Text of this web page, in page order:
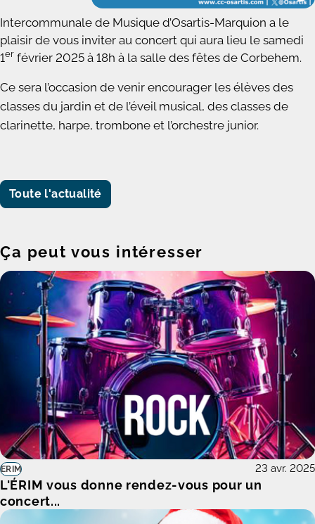
Intercommunale de Musique d’Osartis-Marquion a le
plaisir de vous inviter au concert qui aura lieu le samedi
1er février 2025 à 18h à la salle des fêtes de Corbehem.
Ce sera l’occasion de venir encourager les élèves des
classes du jardin et de l’éveil musical, des classes de
clarinette, harpe, trombone et l’orchestre junior.
Toute l'actualité
Ça peut vous intéresser
L'ÉRIM vous donne rendez-vous pour un
concert...
ERIM 23 avr. 2025